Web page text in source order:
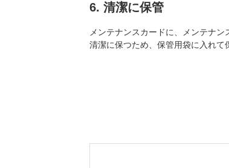
6. 清潔に保管
メンテナンスカードに、メンテナン
清潔に保つため、保管用袋に入れて